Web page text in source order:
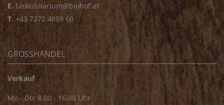
E. biokulinarium@biohof.at
T. +43 7272 4859 60
GROSSHANDEL
Verkauf
Mo - Do: 8.00 - 16.00 Uhr